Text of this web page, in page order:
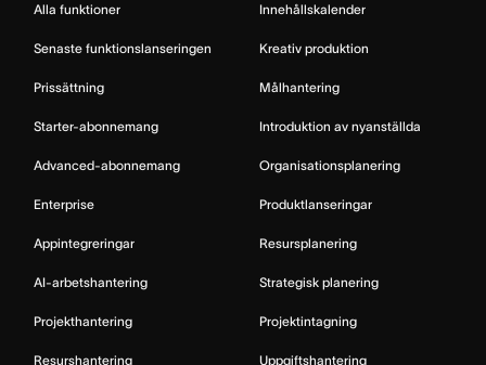
Alla funktioner
Senaste funktionslanseringen
Prissättning
Starter-abonnemang
Advanced-abonnemang
Enterprise
Appintegreringar
AI-arbetshantering
Projekthantering
Resurshantering
Innehållskalender
Kreativ produktion
Målhantering
Introduktion av nyanställda
Organisationsplanering
Produktlanseringar
Resursplanering
Strategisk planering
Projektintagning
Uppgiftshantering